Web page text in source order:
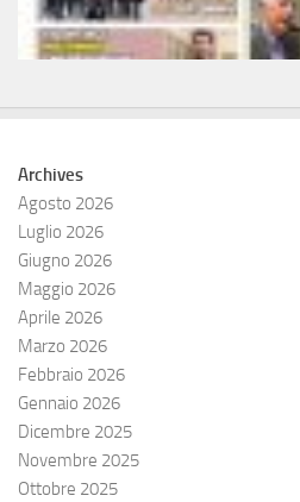
Archives
Agosto 2026
Luglio 2026
Giugno 2026
Maggio 2026
Aprile 2026
Marzo 2026
Febbraio 2026
Gennaio 2026
Dicembre 2025
Novembre 2025
Ottobre 2025